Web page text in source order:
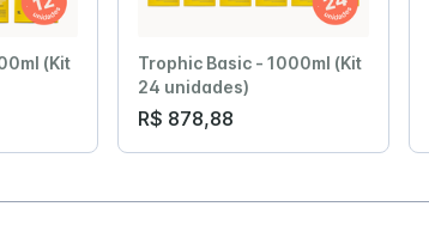
(Kit
Trophic Basic - 1000ml (Kit
24 unidades)
R$ 878,88